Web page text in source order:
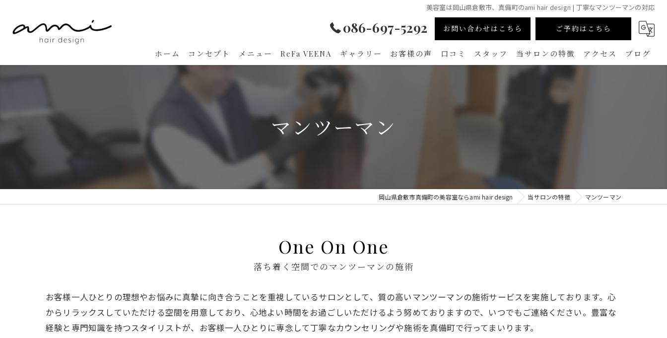
美容室は岡山県倉敷市、真備町のami hair design | 丁寧なマンツーマンの対応
086-697-5292 お問い合わせはこちら ご予約はこちら
ホーム コンセプト メニュー ReFa VEENA ギャラリー お客様の声 口コミ スタッフ 当サロンの特徴
白髪ぼかし
アクセス ブログ
マンツーマン
岡山県倉敷市真備町の美容室ならami hair design 当サロンの特徴 マンツーマン
落ち着く空間でのマンツーマンの施術
One On One
お客様一人ひとりの理想やお悩みに真摯に向き合うことを重視しているサロンとして、質の高いマンツーマンの施術サービスを実施しております。心
からリラックスしていただける空間を用意しており、心地よい時間をお過ごしいただけるよう努めておりますので、いつでもご連絡ください。豊富な
経験と専門知識を持つスタイリストが、お客様一人ひとりに専念して丁寧なカウンセリングや施術を真備町で行ってまいります。